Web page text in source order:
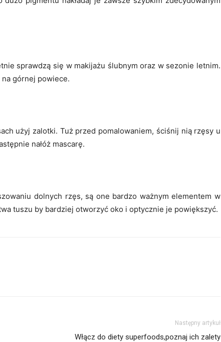
sprawdzą się w makijażu ślubnym oraz w sezonie letnim.
górnej powiece.
użyj zalotki. Tuż przed pomalowaniem, ściśnij nią rzęsy u
nałóż mascarę.
dolnych rzęs, są one bardzo ważnym elementem w
tuszu by bardziej otworzyć oko i optycznie je powiększyć.
Następny artykuł
Włącz do diety superfoods,poznaj ich zalety